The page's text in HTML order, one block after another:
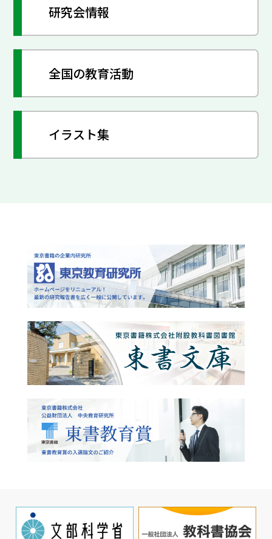
研究会情報
全国の教育活動
イラスト集